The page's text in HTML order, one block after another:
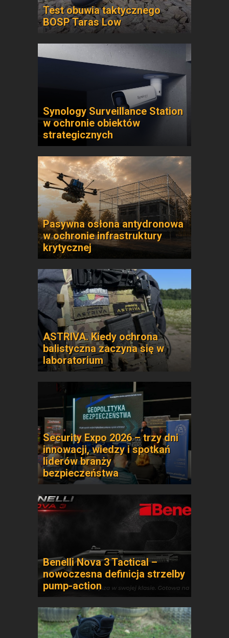
Test obuwia taktycznego
BOSP Taras Low
Synology Surveillance Station
w ochronie obiektów
strategicznych
Pasywna osłona antydronowa
w ochronie infrastruktury
krytycznej
ASTRIVA. Kiedy ochrona
balistyczna zaczyna się w
laboratorium
Security Expo 2026 – trzy dni
innowacji, wiedzy i spotkań
liderów branży
bezpieczeństwa
Benelli Nova 3 Tactical –
nowoczesna definicja strzelby
pump-action